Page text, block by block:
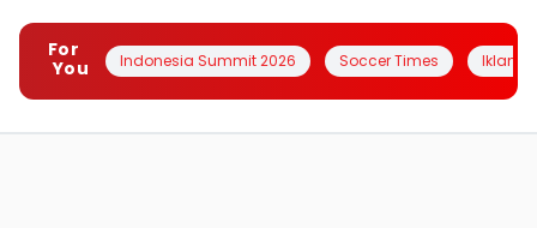
For
You
Indonesia Summit 2026 Soccer Times Iklanin